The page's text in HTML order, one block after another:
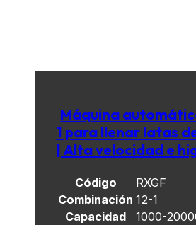
Máquina
1 para llenar latas
| Alta velocidad e
Código
RXGF
Combinación 12-1
Capacidad
1000-